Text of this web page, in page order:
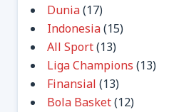
Dunia(17)
Indonesia(15)
All Sport(13)
Liga Champions (13)
Finansial (13)
Bola Basket(12)